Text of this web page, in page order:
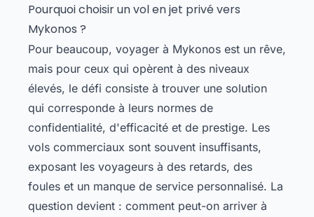
Pourquoi choisir un vol en jet privé vers
Mykonos ?
Pour beaucoup, voyager à Mykonos est un rêve,
mais pour ceux qui opèrent à des niveaux
élevés, le défi consiste à trouver une solution
qui corresponde à leurs normes de
confidentialité, d'efficacité et de prestige. Les
vols commerciaux sont souvent insuffisants,
exposant les voyageurs à des retards, des
foules et un manque de service personnalisé. La
question devient : comment peut-on arriver à